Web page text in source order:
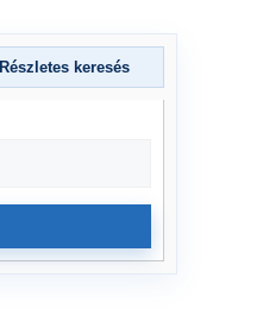
Részletes keresés